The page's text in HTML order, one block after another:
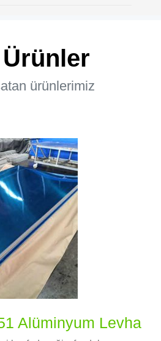
Ürünler
ürünlerimiz
Alüminyum Levha